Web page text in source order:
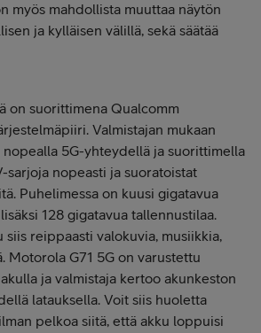
myös mahdollista muuttaa näytön
ja kylläisen välillä, sekä säätää
on suorittimena Qualcomm
Valmistajan mukaan
5G-yhteydellä ja suorittimella
sarjoja nopeasti ja suoratoistat
Puhelimessa on kuusi gigatavua
128 gigatavua tallennustilaa.
siis reippaasti valokuvia, musiikkia,
Motorola G71 5G on varustettu
ja valmistaja kertoo akunkeston
latauksella. Voit siis huoletta
pelkoa siitä, että akku loppuisi